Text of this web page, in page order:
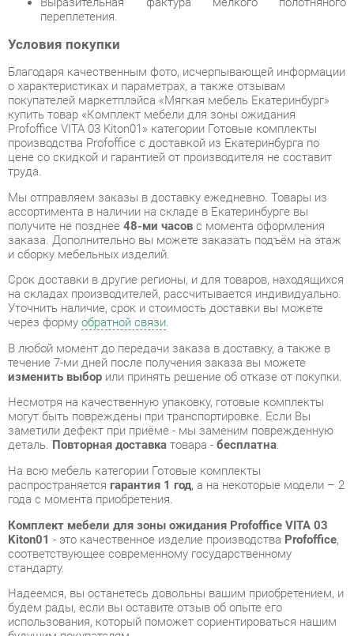
Благодаря качественным фото, исчерпывающей информации
о характеристиках и параметрах, а также отзывам
покупателей маркетплэйса «Мягкая мебель Екатеринбург»
купить товар «Комплект мебели для зоны ожидания
Profoffice VITA 03 Kiton01» категории Готовые комплекты
производства Profoffice с доставкой из Екатеринбурга по
цене со скидкой и гарантией от производителя не составит
труда.
Мы отправляем заказы в доставку ежедневно. Товары из
ассортимента в наличии на складе в Екатеринбурге вы
получите не позднее48-ми часовс момента оформления
заказа. Дополнительно вы можете заказать подъём на этаж
Срок доставки в другие регионы, и для товаров, находящихся
на складах производителей, рассчитывается индивидуально.
Уточнить наличие, срок и стоимость доставки вы можете
через формуобратной связи.
В любой момент до передачи заказа в доставку, а также в
течение 7-ми дней после получения заказа вы можете
изменить выборили принять решение об отказе от покупки.
Несмотря на качественную упаковку, готовые комплекты
могут быть повреждены при транспортировке. Если Вы
заметили дефект при приёме - мы заменим поврежденную
деталь.Повторная доставкатовара -бесплатна.
На всю мебель категории Готовые комплекты
распространяетсягарантия 1 год, а на некоторые модели – 2
года с момента приобретения.
Комплект мебели для зоны ожидания Profoffice VITA 03
соответствующее современному государственному
стандарту.
будем рады, если вы оставите отзыв об опыте его
использования, который поможет сориентироваться нашим
будущим покупателям.
Кроме формы
консультацию, фото и видеообзор продукции вы можете по
e-mail, телефону в Екатеринбурге и через мессенджеры
Telegram и WhatsApp.